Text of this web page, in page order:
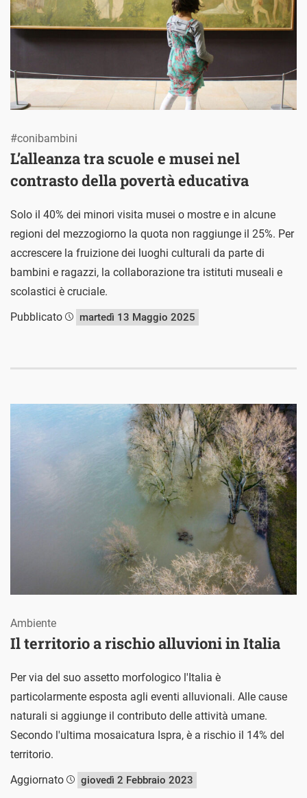
L’alleanza tra scuole e musei nel
contrasto della povertà educativa
#conibambini
Solo il 40% dei minori visita musei o mostre e in alcune
regioni del mezzogiorno la quota non raggiunge il 25%. Per
accrescere la fruizione dei luoghi culturali da parte di
bambini e ragazzi, la collaborazione tra istituti museali e
scolastici è cruciale.
Pubblicato
martedì 13 Maggio 2025
Il territorio a rischio alluvioni in Italia
Ambiente
Per via del suo assetto morfologico l'Italia è
particolarmente esposta agli eventi alluvionali. Alle cause
naturali si aggiunge il contributo delle attività umane.
Secondo l'ultima mosaicatura Ispra, è a rischio il 14% del
territorio.
Aggiornato
giovedì 2 Febbraio 2023